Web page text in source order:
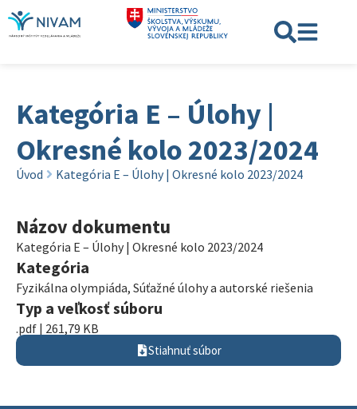
Kategória E – Úlohy |
Okresné kolo 2023/2024
Úvod Kategória E – Úlohy | Okresné kolo 2023/2024
Názov dokumentu
Kategória E – Úlohy | Okresné kolo 2023/2024
Kategória
Fyzikálna olympiáda, Súťažné úlohy a autorské riešenia
Typ a veľkosť súboru
.pdf | 261,79 KB
Stiahnuť súbor